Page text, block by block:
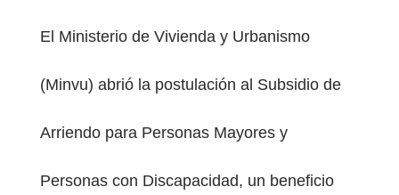
El Ministerio de Vivienda y Urbanismo
(Minvu) abrió la postulación al Subsidio de
Arriendo para Personas Mayores y
Personas con Discapacidad, un beneficio